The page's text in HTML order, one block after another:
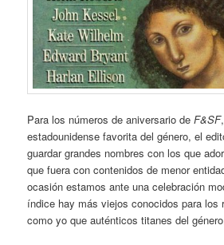
Para los números de aniversario deF&SF
estadounidense favorita del género, el
guardar grandes nombres con los que
que fuera con contenidos de menor
ocasión estamos ante una celebración
índice hay más viejos conocidos para los
como yo que auténticos titanes del